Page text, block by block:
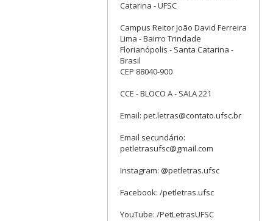
Catarina - UFSC
Campus Reitor João David Ferreira
Lima - Bairro Trindade
Florianópolis - Santa Catarina -
Brasil
CEP 88040-900
CCE - BLOCO A - SALA 221
Email: pet.letras@contato.ufsc.br
Email secundário:
petletrasufsc@gmail.com
Instagram: @petletras.ufsc
Facebook: /petletras.ufsc
YouTube: /PetLetrasUFSC